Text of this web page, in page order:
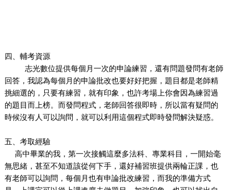
四、輔考資源
志光數位提供每個月一次的申論練習，還有問題發問有老師
回答，我認為每個月的申論批改也要好好把握，題目都是老師精
挑細選的，只要有練習，就有印象，也許考場上你會因為練習過
的題目而上榜。而發問程式，老師回答很即時，所以當有疑問的
時候沒有人可以詢問，就可以利用這個程式即時發問解決疑惑。
五、考取經驗
高中畢業的我，第一次接觸這麼多法科、專業科目，一開始毫
無思緒，甚至不知道該從何下手，還好補習班提供兩輪正課，也
有老師可以詢問，每個月也有申論批改練習，而我的準備方式